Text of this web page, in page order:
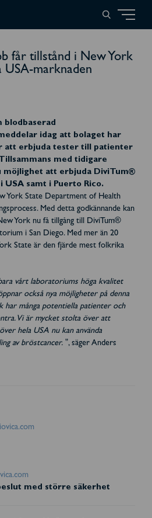
får tillstånd i New York
marknaden
blodbaserad
idag att bolaget har
att erbjuda tester till patienter
med tidigare
möjlighet att erbjuda DiviTum®
USA samt i Puerto Rico.
York State Department of Health
Med detta godkännande kan
York nu få tillgång till DiviTum®
i San Diego. Med mer än 20
State är den fjärde mest folkrika
vårt laboratoriums höga kvalitet
också nya möjligheter på denna
har många potentiella patienter och
Vi är mycket stolta över att
hela USA nu kan använda
av bröstcancer.", säger Anders
med större säkerhet